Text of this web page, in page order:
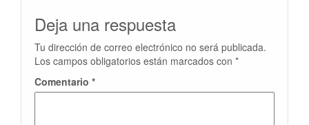
Deja una respuesta
Tu dirección de correo electrónico no será publicada.
Los campos obligatorios están marcados con *
Comentario *